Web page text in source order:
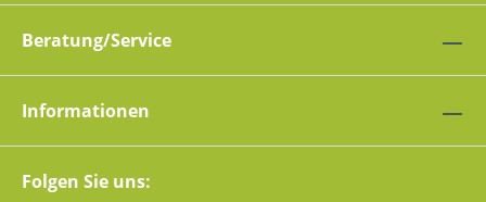
Beratung/Service
Informationen
Folgen Sie uns: